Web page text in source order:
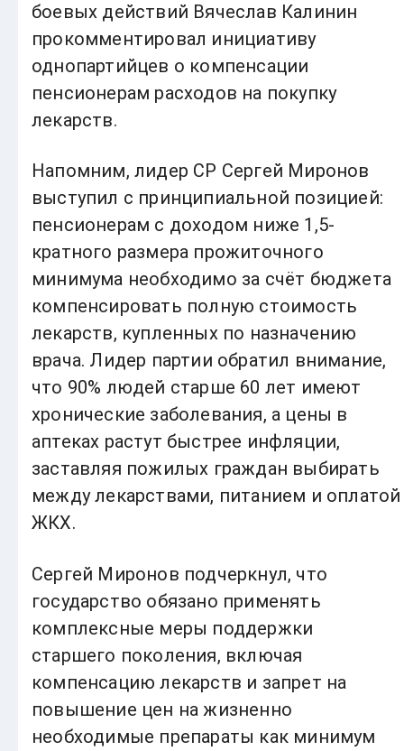
боевых действий Вячеслав Калинин
прокомментировал инициативу
однопартийцев о компенсации
пенсионерам расходов на покупку
лекарств.
Напомним, лидер СР Сергей Миронов
выступил с принципиальной позицией:
пенсионерам с доходом ниже 1,5-
кратного размера прожиточного
минимума необходимо за счёт бюджета
компенсировать полную стоимость
лекарств, купленных по назначению
врача. Лидер партии обратил внимание,
что 90% людей старше 60 лет имеют
хронические заболевания, а цены в
аптеках растут быстрее инфляции,
заставляя пожилых граждан выбирать
между лекарствами, питанием и оплатой
ЖКХ.
Сергей Миронов подчеркнул, что
государство обязано применять
комплексные меры поддержки
старшего поколения, включая
компенсацию лекарств и запрет на
повышение цен на жизненно
необходимые препараты как минимум